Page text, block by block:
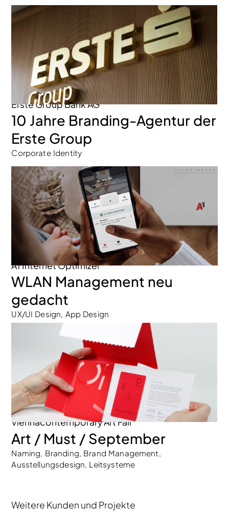
Erste Group Bank AG
10 Jahre Branding-Agentur der
Erste Group
Corporate Identity
A1 Internet Optimizer
WLAN Management neu
gedacht
UX/UI Design, App Design
Viennacontemporary Art Fair
Art / Must / September
Naming, Branding, Brand Management,
Ausstellungsdesign, Leitsysteme
Weitere Kunden und Projekte